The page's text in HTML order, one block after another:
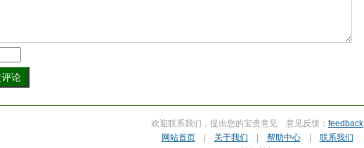
欢迎联系我们，提出您的宝贵意见 意见反馈： feedback
网站首页| 关于我们 帮助中心| 联系我们